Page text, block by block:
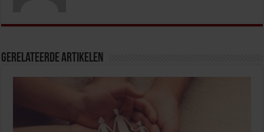
Gerelateerde Artikelen